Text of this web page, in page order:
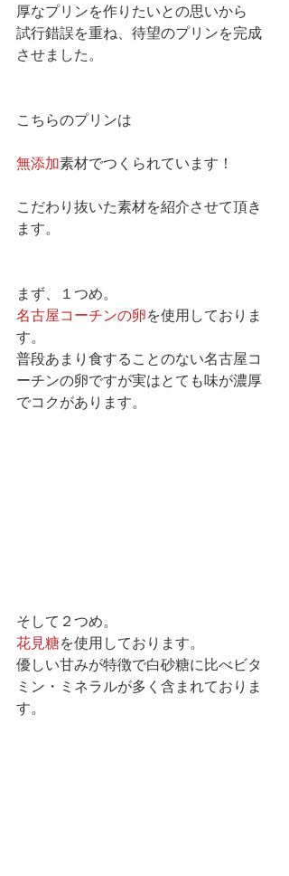
厚なプリンを作りたいとの思いから
試行錯誤を重ね、待望のプリンを完成
させました。
こちらのプリンは
無添加素材でつくられています！
こだわり抜いた素材を紹介させて頂き
ます。
まず、１つめ。
名古屋コーチンの卵を使用しておりま
す。
普段あまり食することのない名古屋コ
ーチンの卵ですが実はとても味が濃厚
でコクがあります。
そして２つめ。
花見糖を使用しております。
優しい甘みが特徴で白砂糖に比べビタ
ミン・ミネラルが多く含まれておりま
す。